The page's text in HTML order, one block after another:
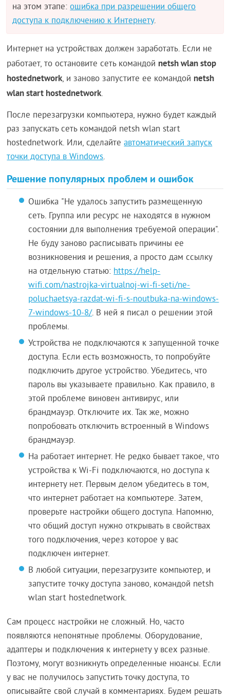
на этом этапе:ошибка при разрешении общего
доступа к подключению к Интернету.
Интернет на устройствах должен заработать. Если не
работает, то остановите сеть командой netsh wlan stop
hostednetwork, и заново запустите ее командой netsh
wlan start hostednetwork.
После перезагрузки компьютера, нужно будет каждый
раз запускать сеть командой netsh wlan start
hostednetwork. Или, сделайтеавтоматический запуск
точки доступа в Windows.
Решение популярных проблем и ошибок
Ошибка "Не удалось запустить размещенную
сеть. Группа или ресурс не находятся в нужном
состоянии для выполнения требуемой операции".
Не буду заново расписывать причины ее
возникновения и решения, а просто дам ссылку
на отдельную статью:https://help-
wifi.com/nastrojka-virtualnoj-wi-fi-seti/ne-
poluchaetsya-razdat-wi-fi-s-noutbuka-na-windows-
7-windows-10-8/. В ней я писал о решении этой
проблемы.
Устройства не подключаются к запущенной точке
доступа. Если есть возможность, то попробуйте
подключить другое устройство. Убедитесь, что
пароль вы указываете правильно. Как правило, в
этой проблеме виновен антивирус, или
брандмауэр. Отключите их. Так же, можно
попробовать отключить встроенный в Windows
брандмауэр.
На работает интернет. Не редко бывает такое, что
устройства к Wi-Fi подключаются, но доступа к
интернету нет. Первым делом убедитесь в том,
что интернет работает на компьютере. Затем,
проверьте настройки общего доступа. Напомню,
что общий доступ нужно открывать в свойствах
того подключения, через которое у вас
подключен интернет.
В любой ситуации, перезагрузите компьютер, и
запустите точку доступа заново, командой netsh
wlan start hostednetwork.
Сам процесс настройки не сложный. Но, часто
появляются непонятные проблемы. Оборудование,
адаптеры и подключения к интернету у всех разные.
Поэтому, могут возникнуть определенные нюансы. Если
у вас не получилось запустить точку доступа, то
описывайте свой случай в комментариях. Будем решать